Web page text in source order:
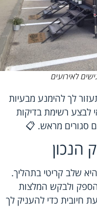
לאירועים
לך להימנע מבעיות
לבצע רשימת בדיקות
סגורים מראש. 📋
הנכון
שלב קריטי בתהליך.
הספק ולבקש המלצות
חיובית כדי להעניק לך